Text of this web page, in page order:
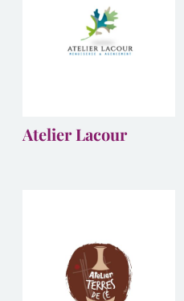
Atelier Lacour